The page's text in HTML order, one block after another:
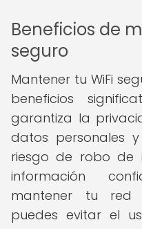
Beneficios de
seguro
Mantener tu WiFi
beneficios
garantiza la
datos personales
riesgo de robo de
información
mantener tu red
puedes evitar el